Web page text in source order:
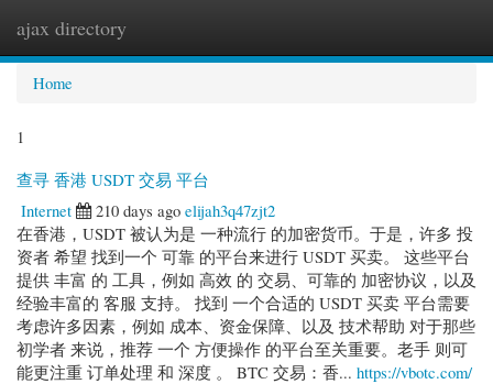
ajax directory
Home
1
查寻 香港 USDT 交易 平台
Internet
210 days ago elijah3q47zjt2
在香港，USDT 被认为是 一种流行 的加密货币。于是，许多 投
资者 希望 找到一个 可靠 的平台来进行 USDT 买卖。 这些平台
提供 丰富 的 工具，例如 高效 的 交易、可靠的 加密协议，以及
经验丰富的 客服 支持。 找到 一个合适的 USDT 买卖 平台需要
考虑许多因素，例如 成本、资金保障、以及 技术帮助 对于那些
初学者 来说，推荐 一个 方便操作 的平台至关重要。老手 则可
能更注重 订单处理 和 深度 。 BTC 交易：香... https://vbotc.com/